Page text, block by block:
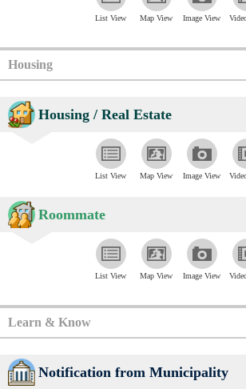
List View Map View Image View
Housing
Housing / Real Estate
List View Map View Image View
Roommate
List View Map View Image View
Learn & Know
Notification from Municipality